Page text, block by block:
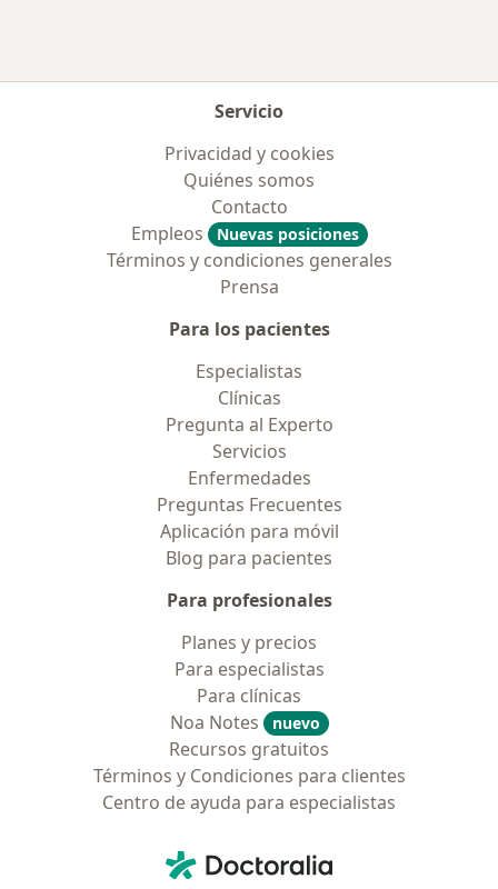
Servicio
Privacidad y cookies
Quiénes somos
Contacto
Empleos
Nuevas posiciones
Términos y condiciones generales
Prensa
Para los pacientes
Especialistas
Clínicas
Pregunta al Experto
Servicios
Enfermedades
Preguntas Frecuentes
Aplicación para móvil
Blog para pacientes
Para profesionales
Planes y precios
Para especialistas
Para clínicas
Noa Notes
nuevo
Recursos gratuitos
Términos y Condiciones para clientes
Centro de ayuda para especialistas
Doctoralia - Página de inicio